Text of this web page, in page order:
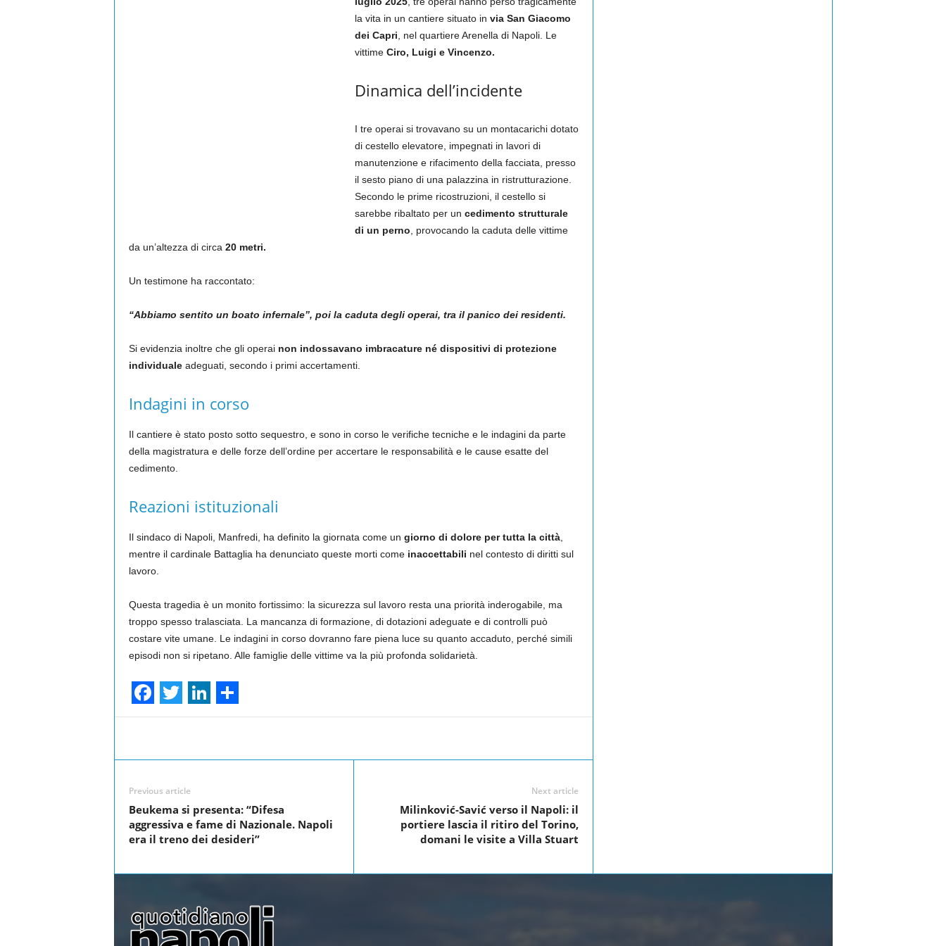
la vita in un cantiere situato in via San Giacomo
dei Capri , nel quartiere Arenella di Napoli. Le
vittime Ciro, Luigi e Vincenzo.
Dinamica dell’incidente
I tre operai si trovavano su un montacarichi dotato
di cestello elevatore, impegnati in lavori di
manutenzione e rifacimento della facciata, presso
il sesto piano di una palazzina in ristrutturazione.
Secondo le prime ricostruzioni, il cestello si
sarebbe ribaltato per un cedimento strutturale
di un perno , provocando la caduta delle vittime
da un’altezza di circa 20 metri.
Un testimone ha raccontato:
“Abbiamo sentito un boato infernale”, poi la caduta degli operai, tra il panico dei residenti.
Si evidenzia inoltre che gli operai non indossavano imbracature né dispositivi di protezione
individualeadeguati, secondo i primi accertamenti.
Indagini in corso
Il cantiere è stato posto sotto sequestro, e sono in corso le verifiche tecniche e le indagini da parte
della magistratura e delle forze dell’ordine per accertare le responsabilità e le cause esatte del
cedimento.
Reazioni istituzionali
Il sindaco di Napoli, Manfredi, ha definito la giornata come un giorno di dolore per tutta la città,
mentre il cardinale Battaglia ha denunciato queste morti come inaccettabili nel contesto di diritti sul
lavoro.
Questa tragedia è un monito fortissimo: la sicurezza sul lavoro resta una priorità inderogabile, ma
troppo spesso tralasciata. La mancanza di formazione, di dotazioni adeguate e di controlli può
costare vite umane. Le indagini in corso dovranno fare piena luce su quanto accaduto, perché simili
episodi non si ripetano. Alle famiglie delle vittime va la più profonda solidarietà.
F
c
e
b
o
o
k
T
i
t
t
e
r
L
n
k
e
d
I
n
S
a
e
Previous article
Beukema si presenta: “Difesa
aggressiva e fame di Nazionale. Napoli
era il treno dei desideri”
Next article
Milinković-Savić verso il Napoli: il
portiere lascia il ritiro del Torino,
domani le visite a Villa Stuart